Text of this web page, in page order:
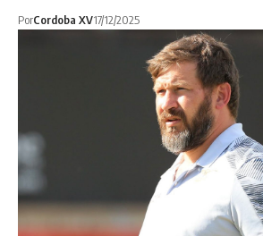
PorCordoba XV17/12/2025